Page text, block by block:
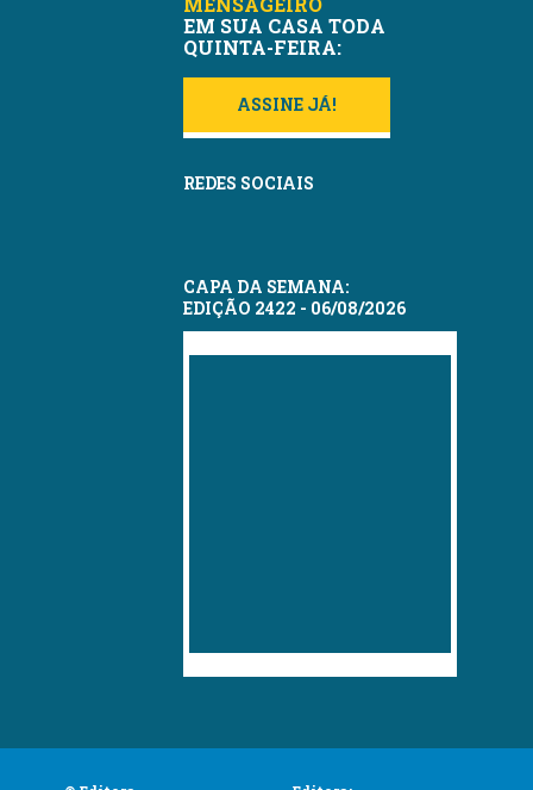
EM SUA CASA TODA
QUINTA-FEIRA:
ASSINE JÁ!
REDES SOCIAIS
CAPA DA SEMANA:
EDIÇÃO 2422 - 06/08/2026